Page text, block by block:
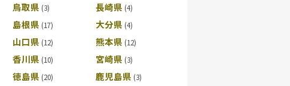
鳥取県
島根県
山口県
香川県
徳島県
長崎県
大分県
熊本県
宮崎県
鹿児島県